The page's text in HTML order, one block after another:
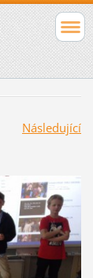
Následující